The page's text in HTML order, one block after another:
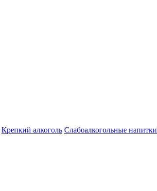
Крепкий алкоголь Слабоалкогольные напитки